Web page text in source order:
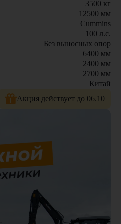
погрузчик становится
оптимальное решение для
3500 кг
12500 мм
Cummins
100 л.с.
Без выносных опор
6400 мм
2400 мм
2700 мм
Китай
Акция действует до 06.10